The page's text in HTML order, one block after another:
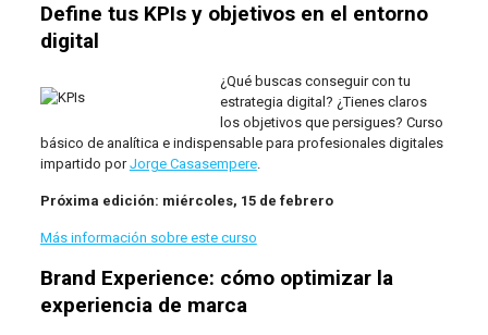
Define tus KPIs y objetivos en el entorno
digital
¿Qué buscas conseguir con tu
estrategia digital? ¿Tienes claros
los objetivos que persigues? Curso
básico de analítica e indispensable para profesionales digitales
impartido porJorge Casasempere.
Próxima edición: miércoles, 15 de febrero
Más información sobre este curso
Brand Experience: cómo optimizar la
experiencia de marca